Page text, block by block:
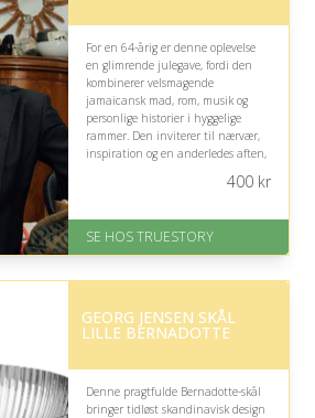
For en 64-årig er denne oplevelse
en glimrende julegave, fordi den
kombinerer velsmagende
jamaicansk mad, rom, musik og
personlige historier i hyggelige
rammer. Den inviterer til nærvær,
inspiration og en anderledes aften,
værdsætter socialt samvær og nye
På lager
Levering: 1-2 dages levering.
Eller lav digitalt gavekort med det
Fremragende Trustpilot rating
på 4.7 ud af 5
400kr
SE HOS TRUESTORY
GEORG JENSEN SKÅL
LILLE BERNADOTTE
Denne pragtfulde Bernadotte-skål
bringer tidløst skandinavisk design